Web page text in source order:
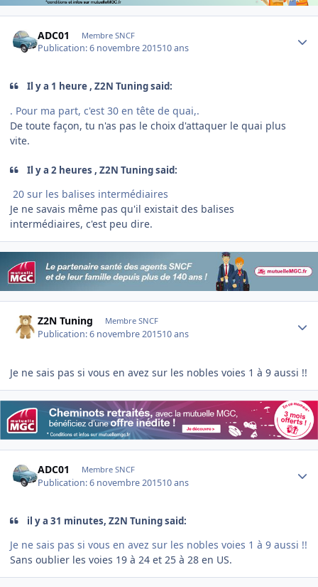
ADC01 Membre SNCF
Publication:6 novembre 201510 ans
Il y a 1 heure , Z2N Tuning said:
. Pour ma part, c'est 30 en tête de quai,.
De toute façon, tu n'as pas le choix d'attaquer le quai plus
vite.
Il y a 2 heures , Z2N Tuning said:
20 sur les balises intermédiaires
Je ne savais même pas qu'il existait des balises
intermédiaires, c'est peu dire.
Z2N Tuning Membre SNCF
Publication:6 novembre 201510 ans
Je ne sais pas si vous en avez sur les nobles voies 1 à 9 aussi !!
ADC01 Membre SNCF
Publication:6 novembre 201510 ans
il y a 31 minutes, Z2N Tuning said:
Je ne sais pas si vous en avez sur les nobles voies 1 à 9 aussi !!
Sans oublier les voies 19 à 24 et 25 à 28 en US.